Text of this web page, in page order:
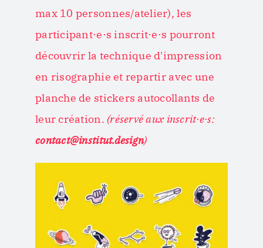
max 10 personnes/atelier), les
participant·e·s inscrit·e·s pourront
découvrir la technique d'impression
en risographie et repartir avec une
planche de stickers autocollants de
leur création. (réservé aux inscrit·e·s:
contact@institut.design)